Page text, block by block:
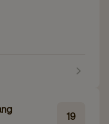
19